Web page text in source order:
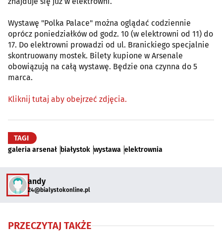
Wystawę "Polka Palace" można oglądać codziennie
oprócz poniedziałków od godz. 10 (w elektrowni od 11) do
17. Do elektrowni prowadzi od ul. Branickiego specjalnie
skontruowany mostek. Bilety kupione w Arsenale
obowiązują na całą wystawę. Będzie ona czynna do 5
marca.
Kliknij tutaj aby obejrzeć zdjęcia.
TAGI
galeria arsenał białystok wystawa elektrownia
andy
24@bialystokonline.pl
PRZECZYTAJ TAKŻE